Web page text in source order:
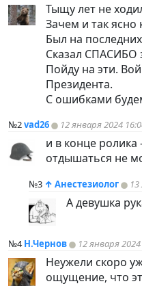
Тыщу лет не
Зачем и так ясно
Был на
Сказал СПАСИБО
Пойду на эти.
Президента.
С ошибками
№2vad26 12 января 2024
и в конце
отдышаться не
№3 ↑ Анестезиолог
А девушка
№4Н.Чернов 12 января
Неужели скоро
ощущение, что